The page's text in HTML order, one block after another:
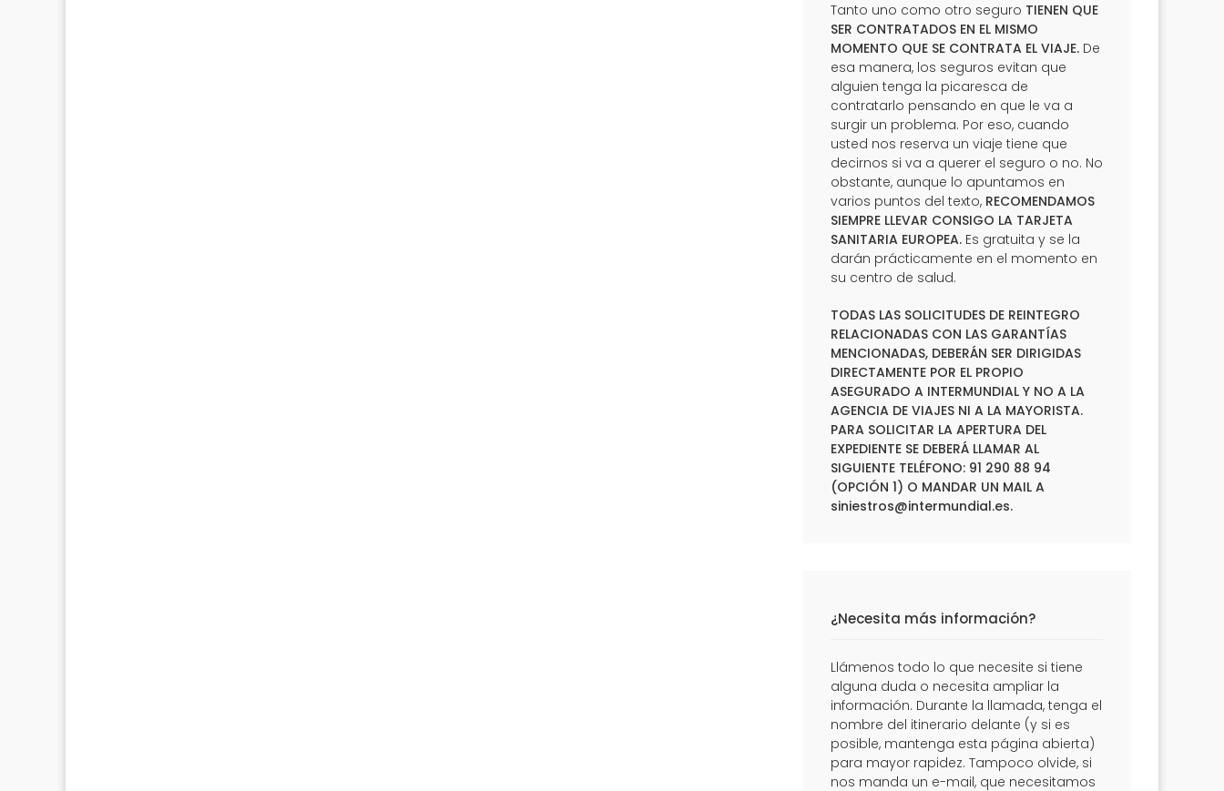
Tanto uno como otro seguro TIENEN QUE
SER CONTRATADOS EN EL MISMO
MOMENTO QUE SE CONTRATA EL VIAJE. De
esa manera, los seguros evitan que
alguien tenga la picaresca de
contratarlo pensando en que le va a
surgir un problema. Por eso, cuando
usted nos reserva un viaje tiene que
decirnos si va a querer el seguro o no. No
obstante, aunque lo apuntamos en
varios puntos del texto, RECOMENDAMOS
SIEMPRE LLEVAR CONSIGO LA TARJETA
SANITARIA EUROPEA. Es gratuita y se la
darán prácticamente en el momento en
su centro de salud.
TODAS LAS SOLICITUDES DE REINTEGRO
RELACIONADAS CON LAS GARANTÍAS
MENCIONADAS, DEBERÁN SER DIRIGIDAS
DIRECTAMENTE POR EL PROPIO
ASEGURADO A INTERMUNDIAL Y NO A LA
AGENCIA DE VIAJES NI A LA MAYORISTA.
PARA SOLICITAR LA APERTURA DEL
EXPEDIENTE SE DEBERÁ LLAMAR AL
SIGUIENTE TELÉFONO: 91 290 88 94
(OPCIÓN 1) O MANDAR UN MAIL A
siniestros@intermundial.es.
¿Necesita más información?
Llámenos todo lo que necesite si tiene
alguna duda o necesita ampliar la
información. Durante la llamada, tenga el
nombre del itinerario delante (y si es
posible, mantenga esta página abierta)
para mayor rapidez. Tampoco olvide, si
nos manda un e-mail, que necesitamos